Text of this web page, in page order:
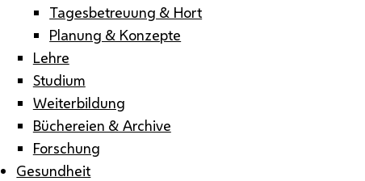
Tagesbetreuung & Hort
Planung & Konzepte
Lehre
Studium
Weiterbildung
Büchereien & Archive
Forschung
Gesundheit